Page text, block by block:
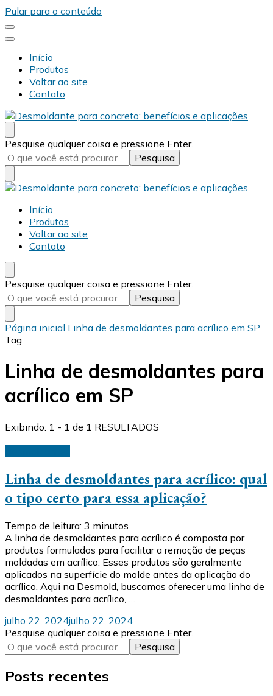
Pular para o conteúdo
Início
Produtos
Voltar ao site
Contato
Desmold
Blog Desmold
Procurando
algo?
Pesquise qualquer coisa e pressione Enter.
Desmold
Blog Desmold
Início
Produtos
Voltar ao site
Contato
Procurando
algo?
Pesquise qualquer coisa e pressione Enter.
Página inicial Linha de desmoldantes para acrílico em SP
Tag
Linha de desmoldantes para
acrílico em SP
Exibindo: 1 - 1 de 1 RESULTADOS
Linha de desmoldantes para acrílico: qual
o tipo certo para essa aplicação?
Tempo de leitura: 3 minutos
A linha de desmoldantes para acrílico é composta por
produtos formulados para facilitar a remoção de peças
moldadas em acrílico. Esses produtos são geralmente
aplicados na superfície do molde antes da aplicação do
acrílico. Aqui na Desmold, buscamos oferecer uma linha de
desmoldantes para acrílico, …
julho 22, 2024julho 22, 2024
Procurando
algo?
Pesquise qualquer coisa e pressione Enter.
Posts recentes